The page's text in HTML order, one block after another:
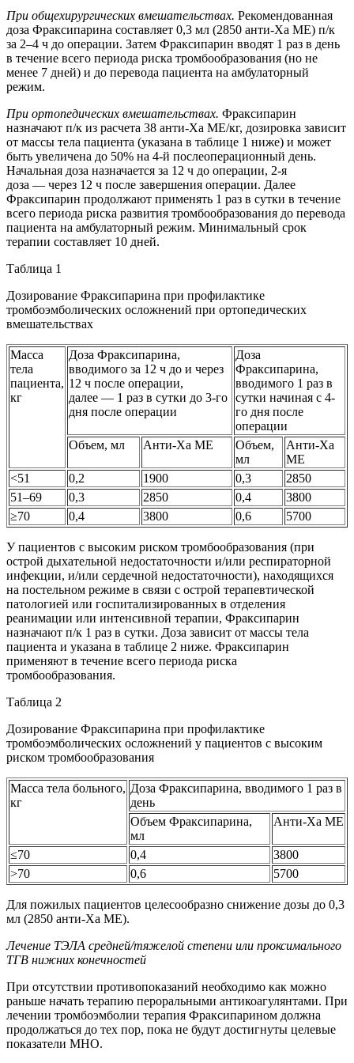
При общехирургических вмешательствах. Рекомендованная
доза Фраксипарина составляет 0,3 мл (2850 анти-Ха МЕ) п/к
за 2–4 ч до операции. Затем Фраксипарин вводят 1 раз в день
в течение всего периода риска тромбообразования (но не
менее 7 дней) и до перевода пациента на амбулаторный
режим.
При ортопедических вмешательствах. Фраксипарин
назначают п/к из расчета 38 анти-Ха МЕ/кг, дозировка зависит
от массы тела пациента (указана в таблице 1 ниже) и может
быть увеличена до 50% на 4-й послеоперационный день.
Начальная доза назначается за 12 ч до операции, 2-я
доза — через 12 ч после завершения операции. Далее
Фраксипарин продолжают применять 1 раз в сутки в течение
всего периода риска развития тромбообразования до перевода
пациента на амбулаторный режим. Минимальный срок
терапии составляет 10 дней.
Таблица 1
Дозирование Фраксипарина при профилактике
тромбоэмболических осложнений при ортопедических
вмешательствах
Масса
тела
пациента,
кг
Доза Фраксипарина,
вводимого за 12 ч до и через
12 ч после операции,
далее — 1 раз в сутки до 3-го
дня после операции
Доза
Фраксипарина,
вводимого 1 раз в
сутки начиная с 4-
го дня после
операции
Объем, мл
Анти-Ха МЕ
Объем,
мл
Анти-Ха
МЕ
<51
0,2 1900 0,3
2850
51–69
0,3 2850 0,4
3800
≥70
0,4 3800 0,6 5700
У пациентов с высоким риском тромбообразования (при
острой дыхательной недостаточности и/или респираторной
инфекции, и/или сердечной недостаточности), находящихся
на постельном режиме в связи с острой терапевтической
патологией или госпитализированных в отделения
реанимации или интенсивной терапии, Фраксипарин
назначают п/к 1 раз в сутки. Доза зависит от массы тела
пациента и указана в таблице 2 ниже. Фраксипарин
применяют в течение всего периода риска
тромбообразования.
Таблица 2
Дозирование Фраксипарина при профилактике
тромбоэмболических осложнений у пациентов с высоким
риском тромбообразования
Масса тела больного,
кг
Доза Фраксипарина, вводимого 1 раз в
день
Объем Фраксипарина,
мл
Анти-Ха МЕ
≤70 0,4
3800
>70
0,6 5700
Для пожилых пациентов целесообразно снижение дозы до 0,3
мл (2850 анти-Ха МЕ).
Лечение ТЭЛА средней/тяжелой степени или проксимального
ТГВ нижних конечностей
При отсутствии противопоказаний необходимо как можно
раньше начать терапию пероральными антикоагулянтами. При
лечении тромбоэмболии терапия Фраксипарином должна
продолжаться до тех пор, пока не будут достигнуты целевые
показатели МНО.